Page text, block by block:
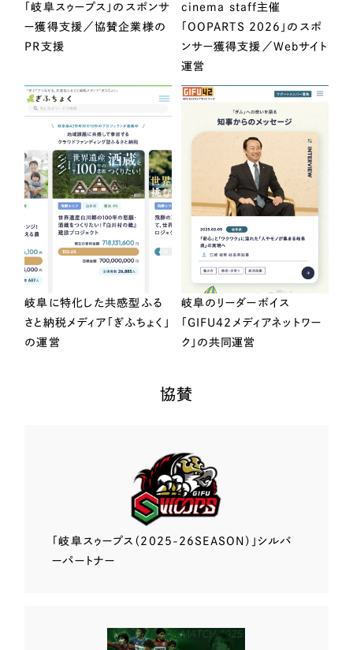
「岐阜スゥープス」のスポンサ
ー獲得支援／協賛企業様の
PR支援
cinema staff主催
「OOPARTS 2026」のスポ
ンサー獲得支援／Webサイト
運営
岐阜に特化した共感型ふる
さと納税メディア「ぎふちょく」
の運営
岐阜のリーダーボイス
「GIFU42メディアネットワー
ク」の共同運営
協賛
「岐阜スゥープス （2025-26SEASON）」 シルバ
ーパートナー